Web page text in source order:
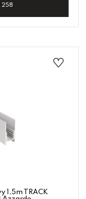
258
1,5m TRACK